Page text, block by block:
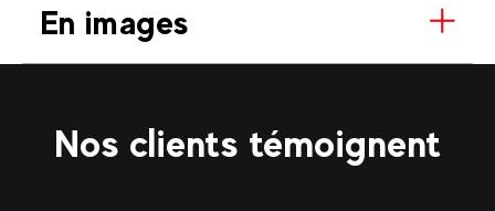
En images
Nos clients témoignent